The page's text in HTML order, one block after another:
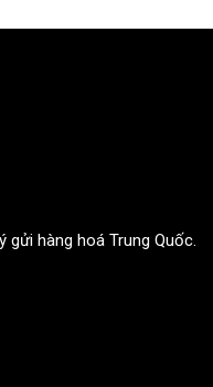
hàng hoá Trung Quốc.